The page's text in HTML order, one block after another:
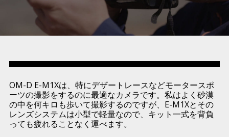
OM-D E-M1Xは、特にデザートレースなどモータースポ
ーツの撮影をするのに最適なカメラです。私はよく砂漠
の中を何キロも歩いて撮影するのですが、E-M1Xとその
レンズシステムは小型で軽量なので、キット一式を背負
っても疲れることなく運べます。